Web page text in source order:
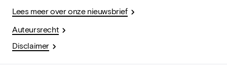
Lees meer over onze nieuwsbrief
Auteursrecht
Disclaimer